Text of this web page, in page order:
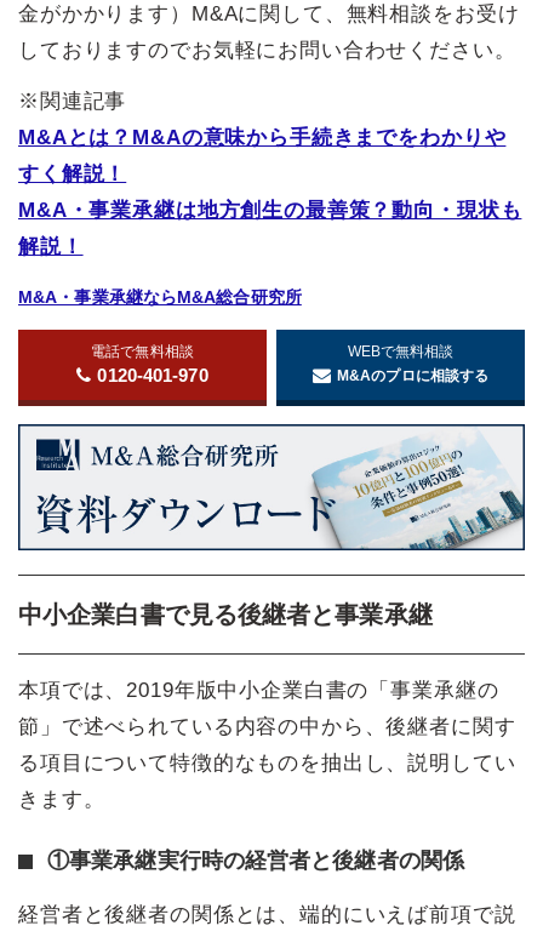
金がかかります）M&Aに関して、無料相談をお受け
しておりますのでお気軽にお問い合わせください。
※関連記事
M&Aとは？M&Aの意味から手続きまでをわかりや
すく解説！
M&A・事業承継は地方創生の最善策？動向・現状も
解説！
M&A・事業承継ならM&A総合研究所
電話で無料相談
0120-401-970
WEBで無料相談
M&Aのプロに相談する
中小企業白書で見る後継者と事業承継
本項では、2019年版中小企業白書の「事業承継の
節」で述べられている内容の中から、後継者に関す
る項目について特徴的なものを抽出し、説明してい
きます。
①事業承継実行時の経営者と後継者の関係
経営者と後継者の関係とは、端的にいえば前項で説